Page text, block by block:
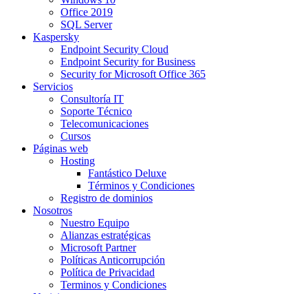
Office 2019
SQL Server
Kaspersky
Endpoint Security Cloud
Endpoint Security for Business
Security for Microsoft Office 365
Servicios
Consultoría IT
Soporte Técnico
Telecomunicaciones
Cursos
Páginas web
Hosting
Fantástico Deluxe
Términos y Condiciones
Registro de dominios
Nosotros
Nuestro Equipo
Alianzas estratégicas
Microsoft Partner
Políticas Anticorrupción
Política de Privacidad
Terminos y Condiciones